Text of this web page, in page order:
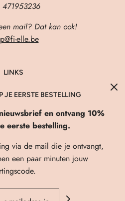
mail? Dat kan ook!
elle.be
LINKS
Us
& Retourneren
FAQ
Voorwaarden
Contact
JE EERSTE BESTELLING
en ontvang 10%
eerste bestelling.
via de mail die je ontvangt,
een paar minuten jouw